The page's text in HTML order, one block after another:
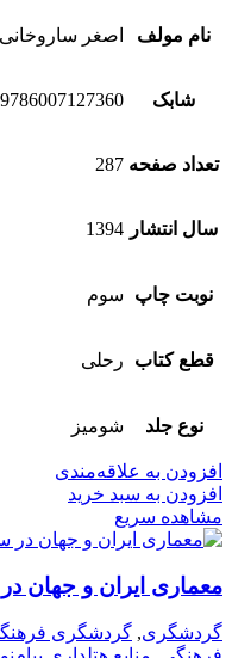
نام مولف اصغر ساروخانی
شابک 9786007127360
تعداد صفحه 287
سال انتشار 1394
نوبت چاپ سوم
قطع کتاب رحلی
نوع جلد شومیز
افزودن به علاقه‌مندی
افزودن به سبد خرید
مشاهده سریع
معماری ایران و جهان
گردشگری, گردشگری